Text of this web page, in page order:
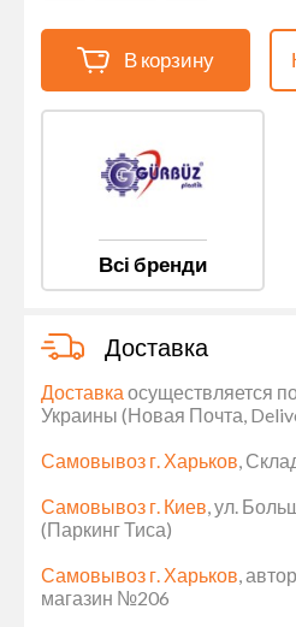
В корзину
Всі бренди
Доставка
Доставка осуществляется
Украины (Новая Почта,
Самовывоз г. Харьков,
Самовывоз г. Киев, ул.
(Паркинг Тиса)
Самовывоз г. Харьков,
магазин №206